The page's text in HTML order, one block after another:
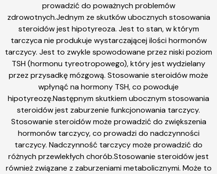
prowadzić do poważnych problemów
zdrowotnych.Jednym ze skutków ubocznych stosowania
steroidów jest hipotyreoza. Jest to stan, w którym
tarczyca nie produkuje wystarczającej ilości hormonów
tarczycy. Jest to zwykle spowodowane przez niski poziom
TSH (hormonu tyreotropowego), który jest wydzielany
przez przysadkę mózgową. Stosowanie steroidów może
wpłynąć na hormony TSH, co powoduje
hipotyreozę.Następnym skutkiem ubocznym stosowania
steroidów jest zaburzenie funkcjonowania tarczycy.
Stosowanie steroidów może prowadzić do zwiększenia
hormonów tarczycy, co prowadzi do nadczynności
tarczycy. Nadczynność tarczycy może prowadzić do
różnych przewlekłych chorób.Stosowanie steroidów jest
również związane z zaburzeniami metabolicznymi. Może to